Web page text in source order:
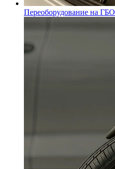
Переоборудование на ГБО